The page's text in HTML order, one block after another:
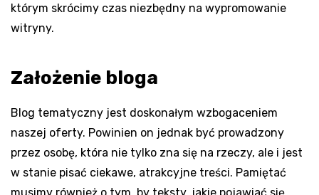
którym skrócimy czas niezbędny na wypromowanie
witryny.
Założenie bloga
Blog tematyczny jest doskonałym wzbogaceniem
naszej oferty. Powinien on jednak być prowadzony
przez osobę, która nie tylko zna się na rzeczy, ale i jest
w stanie pisać ciekawe, atrakcyjne treści. Pamiętać
musimy również o tym, by teksty, jakie pojawiać się